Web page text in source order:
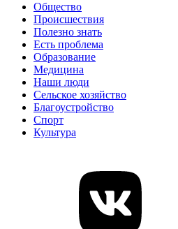
Общество
Происшествия
Полезно знать
Есть проблема
Образование
Медицина
Наши люди
Сельское хозяйство
Благоустройство
Спорт
Культура